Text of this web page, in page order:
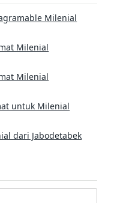
Milenial
Milenial
Milenial
untuk Milenial
dari Jabodetabek